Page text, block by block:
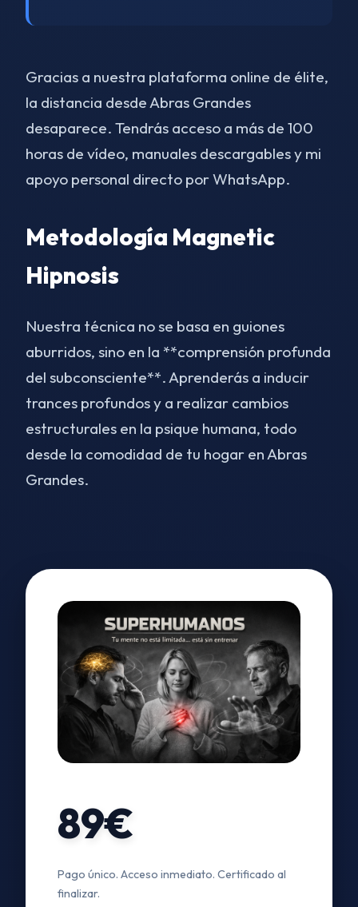
Gracias a nuestra plataforma online de élite,
la distancia desde Abras Grandes
desaparece. Tendrás acceso a más de 100
horas de vídeo, manuales descargables y mi
apoyo personal directo por WhatsApp.
Metodología Magnetic
Hipnosis
Nuestra técnica no se basa en guiones
aburridos, sino en la **comprensión profunda
del subconsciente**. Aprenderás a inducir
trances profundos y a realizar cambios
estructurales en la psique humana, todo
desde la comodidad de tu hogar en Abras
Grandes.
89€
Pago único. Acceso inmediato. Certificado al
finalizar.